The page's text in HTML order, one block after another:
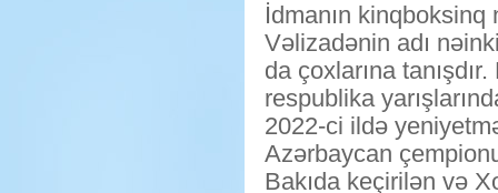
İdmanın
Vəlizadənin adı
da çoxlarına
respublika
2022-ci ildə
Azərbaycan
Bakıda keçirilən və